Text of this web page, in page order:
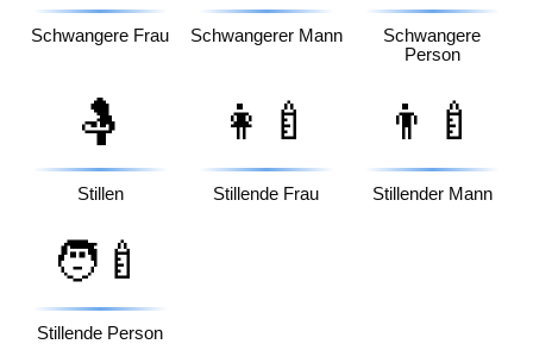
Schwangere Frau Schwangerer Mann
Schwangere
Person
🤱
Stillen
👩‍🍼
Stillende Frau
👨‍🍼
Stillender Mann
🧑‍🍼
Stillende Person